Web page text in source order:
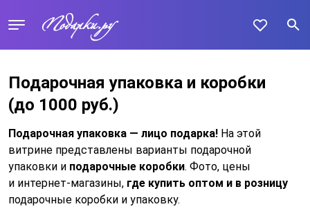
Подарочная упаковка и коробки
(до 1000 руб.)
Подарочная упаковка — лицо подарка! На этой
витрине представлены варианты подарочной
упаковки и подарочные коробки. Фото, цены
и интернет-магазины, где купить оптом и в розницу
подарочные коробки и упаковку.